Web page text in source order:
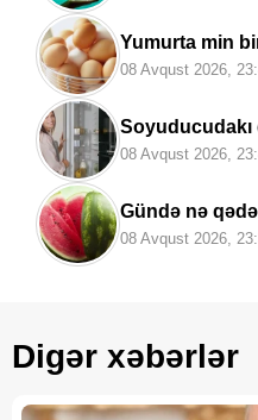
Yumurta min
ARAŞDIRMA
08 Avqust 2026,
deməkdir? -
bilmir
08 Avqust 2026,
Gündə nə
08 Avqust 2026,
Digər xəbərlər